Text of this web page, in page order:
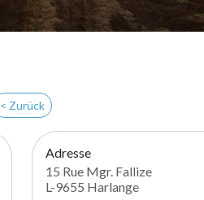
< Zurück
Adresse
15 Rue Mgr. Fallize
L-9655 Harlange